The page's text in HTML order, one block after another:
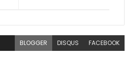
BLOGGER DISQUS FACEBOOK